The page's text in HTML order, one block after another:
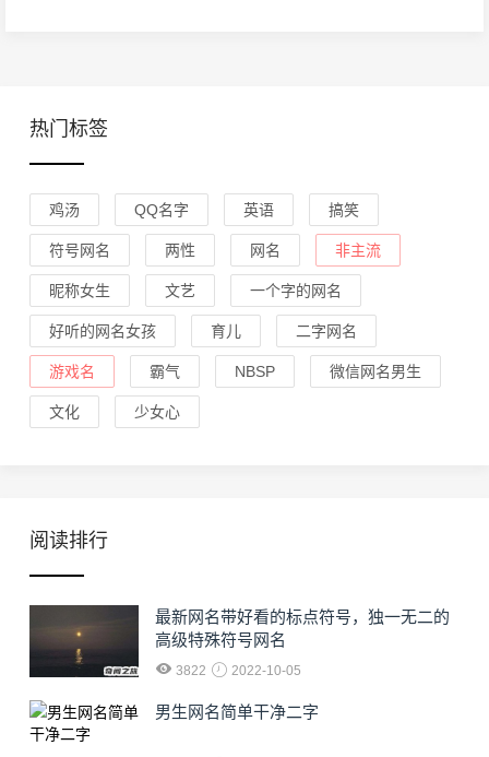
热门标签
鸡汤 QQ名字 英语 搞笑
符号网名 两性 网名 非主流
昵称女生 文艺 一个字的网名
好听的网名女孩 育儿 二字网名
游戏名 霸气 NBSP 微信网名男生
文化 少女心
阅读排行
最新网名带好看的标点符号，独一无二的
高级特殊符号网名
3822 2022-10-05
男生网名简单干净二字